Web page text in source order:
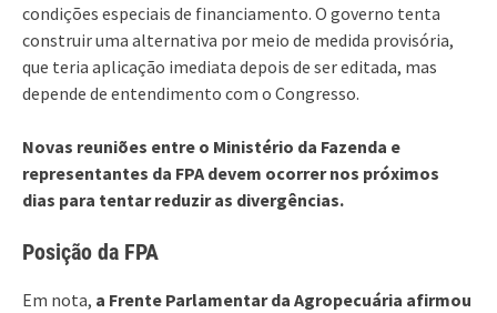
condições especiais de financiamento. O governo tenta
construir uma alternativa por meio de medida provisória,
que teria aplicação imediata depois de ser editada, mas
depende de entendimento com o Congresso.
Novas reuniões entre o Ministério da Fazenda e
representantes da FPA devem ocorrer nos próximos
dias para tentar reduzir as divergências.
Posição da FPA
Em nota, a Frente Parlamentar da Agropecuária afirmou